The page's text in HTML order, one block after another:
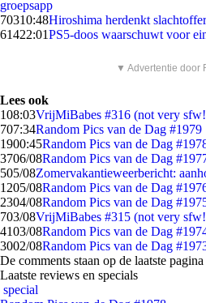
groepsapp
70310:48Hiroshima herdenkt
61422:01PS5-doos waarschuwt voor
▼ Advertentie door
Lees ook
108:03VrijMiBabes #316 (not very
707:34Random Pics van de Dag #1979
1900:45Random Pics van de Dag
3706/08Random Pics van de Dag
505/08Zomervakantieweerbericht:
1205/08Random Pics van de Dag
2304/08Random Pics van de Dag
703/08VrijMiBabes #315 (not very
4103/08Random Pics van de Dag
3002/08Random Pics van de Dag
De comments staan op de laatste pagina
Laatste reviews en specials
special